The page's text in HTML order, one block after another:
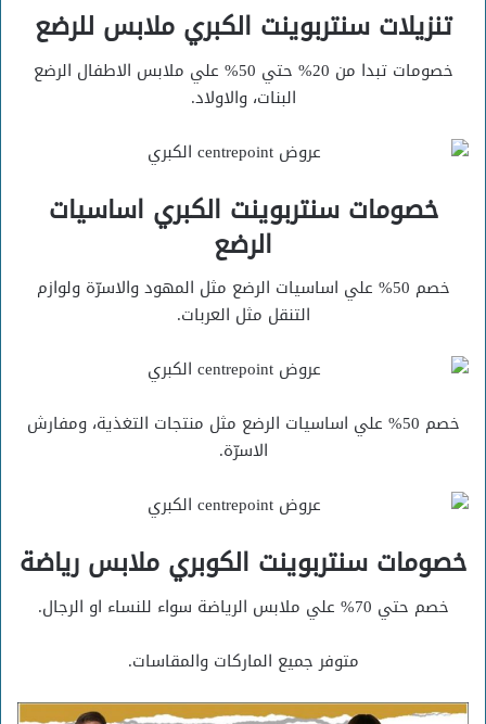
تنزيلات سنتربوينت الكبري ملابس للرضع
خصومات تبدا من 20% حتي 50% علي ملابس الاطفال الرضع
البنات، والاولاد.
خصومات سنتربوينت الكبري اساسيات
الرضع
خصم 50% علي اساسيات الرضع مثل المهود والاسرّة ولوازم
التنقل مثل العربات.
خصم 50% علي اساسيات الرضع مثل منتجات التغذية، ومفارش
الاسرّة.
خصومات سنتربوينت الكوبري ملابس رياضة
خصم حتي 70% علي ملابس الرياضة سواء للنساء او الرجال.
متوفر جميع الماركات والمقاسات.